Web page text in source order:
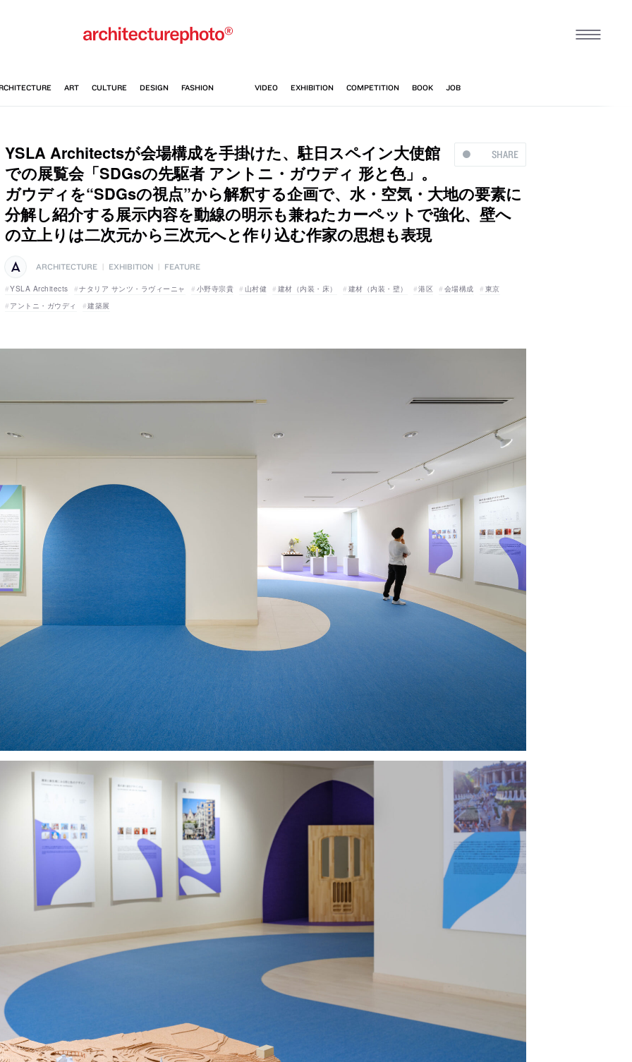
SHARE
YSLA Architectsが会場構成を手掛けた、駐日スペイン大使館
での展覧会「SDGsの先駆者 アントニ・ガウディ 形と色」。
ガウディを“SDGsの視点”から解釈する企画で、水・空気・大地の要素に
分解し紹介する展示内容を動線の明示も兼ねたカーペットで強化、壁へ
の立上りは二次元から三次元へと作り込む作家の思想も表現
ARCHITECTURE EXHIBITION FEATURE
YSLA Architects ナタリア サンツ・ラヴィーニャ 小野寺宗貴 山村健 建材（内装・床） 建材（内装・壁） 港区 会場構成
東京
アントニ・ガウディ
建築展